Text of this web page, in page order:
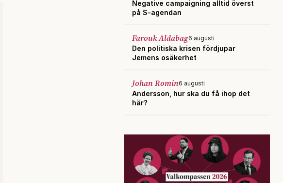
Negative campaigning alltid överst
på S-agendan
Farouk Aldabag6 augusti
Den politiska krisen fördjupar
Jemens osäkerhet
Johan Romin6 augusti
Andersson, hur ska du få ihop det
här?